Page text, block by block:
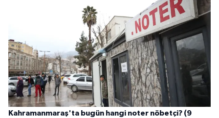
Kahramanmaraş'ta bugün hangi noter nöbetçi? (9